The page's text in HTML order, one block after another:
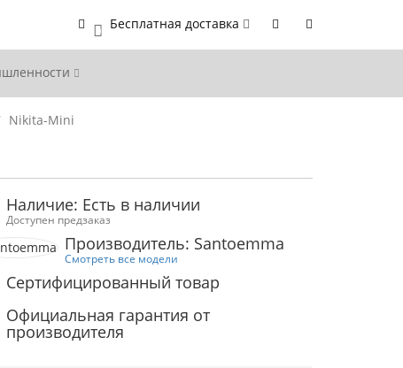
0 Бесплатная доставка
Nikita-Mini
Наличие: Есть в наличии
Доступен предзаказ
Производитель: Santoemma
Смотреть все модели
Сертифицированный товар
Официальная гарантия от
производителя